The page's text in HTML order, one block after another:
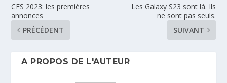
CES 2023: les premières
annonces
PRÉCÉDENT
Les Galaxy S23 sont là. Ils
ne sont pas seuls.
SUIVANT
A PROPOS DE L'AUTEUR